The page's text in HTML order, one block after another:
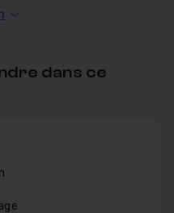
questions en Entraide ou
dans ce